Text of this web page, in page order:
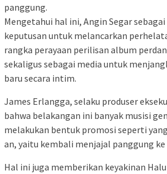
panggung.
Mengetahui hal ini, Angin Segar
keputusan untuk melancarkan
rangka perayaan perilisan album
sekaligus sebagai media untuk
baru secara intim.
James Erlangga, selaku produser
bahwa belakangan ini banyak musisi
melakukan bentuk promosi seperti
an, yaitu kembali menjajal panggung ke
Hal ini juga memberikan keyakinan